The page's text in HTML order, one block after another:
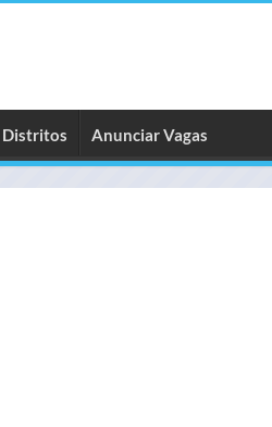
Distritos Anunciar Vagas